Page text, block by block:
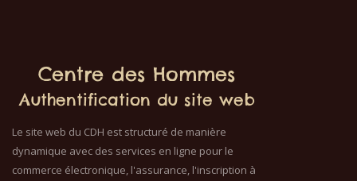
Centre des Hommes
Authentification du site web
Le site web du CDH est structuré de manière
dynamique avec des services en ligne pour le
commerce électronique, l'assurance, l'inscription à